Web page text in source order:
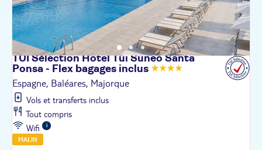
TUI Sélection Hôtel Tui Suneo Santa
Ponsa - Flex bagages inclus
Espagne, Baléares, Majorque
Vols et transferts inclus
Tout compris
Wifi
MALIN